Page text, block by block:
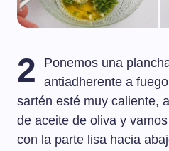
2
Ponemos una
antiadherente a
sartén esté muy caliente,
de aceite de oliva y
con la parte lisa hacia